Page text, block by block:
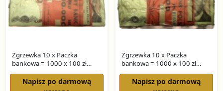
Zgrzewka 10 x Paczka
bankowa = 1000 x 100 zł
WARYŃSKI seria SH
Napisz po darmową
Zgrzewka 10 x Paczka
bankowa = 1000 x 100 zł
WARYŃSKI seria SF
Napisz po darmową